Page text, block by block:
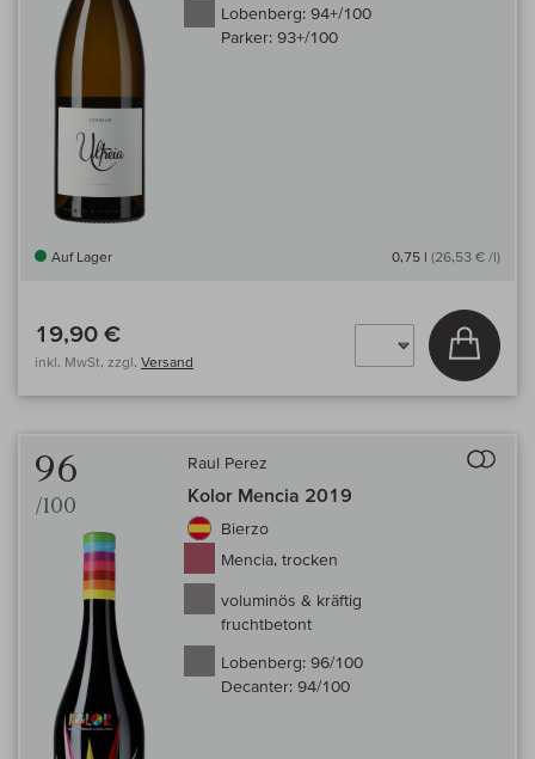
Lobenberg: 94+/100
Parker: 93+/100
Auf Lager 0,75 l (26,53 € /l)
19,90 €
inkl. MwSt, zzgl. Versand
In
96
/100
Raul Perez
Kolor Mencia 2019
Bierzo
Mencia, trocken
voluminös & kräftig
fruchtbetont
Lobenberg: 96/100
Decanter: 94/100